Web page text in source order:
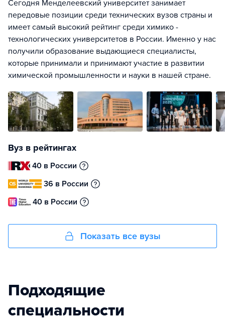
Сегодня Менделеевский университет занимает
передовые позиции среди технических вузов страны и
имеет самый высокий рейтинг среди химико -
технологических университетов в России. Именно у нас
получили образование выдающиеся специалисты,
которые принимали и принимают участие в развитии
химической промышленности и науки в нашей стране.
Вуз в рейтингах
40 в России
36 в России
40 в России
Показать все вузы
Подходящие
специальности